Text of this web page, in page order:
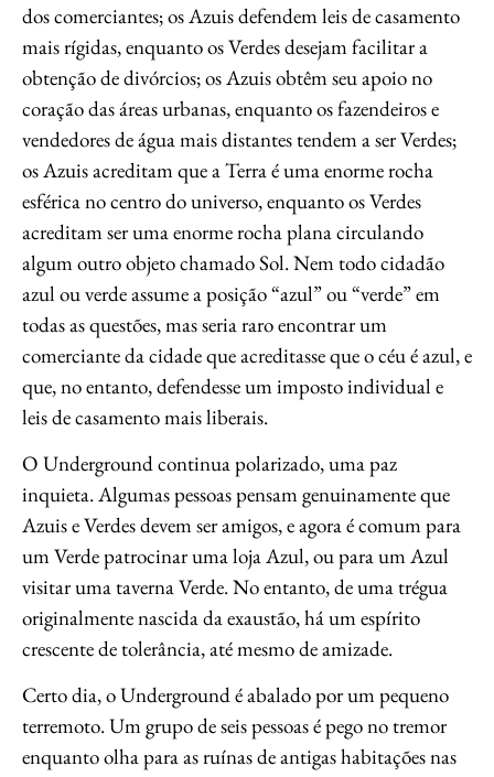
dos comerciantes; os Azuis defendem leis de casamento
mais rígidas, enquanto os Verdes desejam facilitar a
obtenção de divórcios; os Azuis obtêm seu apoio no
coração das áreas urbanas, enquanto os fazendeiros e
vendedores de água mais distantes tendem a ser Verdes;
os Azuis acreditam que a Terra é uma enorme rocha
esférica no centro do universo, enquanto os Verdes
acreditam ser uma enorme rocha plana circulando
algum outro objeto chamado Sol. Nem todo cidadão
azul ou verde assume a posição “azul” ou “verde” em
todas as questões, mas seria raro encontrar um
comerciante da cidade que acreditasse que o céu é azul, e
que, no entanto, defendesse um imposto individual e
leis de casamento mais liberais.
O Underground continua polarizado, uma paz
inquieta. Algumas pessoas pensam genuinamente que
Azuis e Verdes devem ser amigos, e agora é comum para
um Verde patrocinar uma loja Azul, ou para um Azul
visitar uma taverna Verde. No entanto, de uma trégua
originalmente nascida da exaustão, há um espírito
crescente de tolerância, até mesmo de amizade.
Certo dia, o Underground é abalado por um pequeno
terremoto. Um grupo de seis pessoas é pego no tremor
enquanto olha para as ruínas de antigas habitações nas